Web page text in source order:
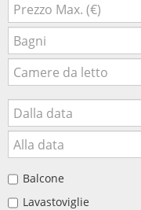
Balcone
Lavastoviglie